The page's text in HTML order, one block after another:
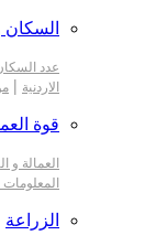
السكان
عدد
الاردنية |
قوة
العمالة و
الزراعة